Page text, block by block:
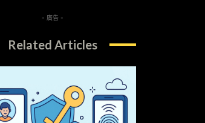
- 廣告 -
Related Articles